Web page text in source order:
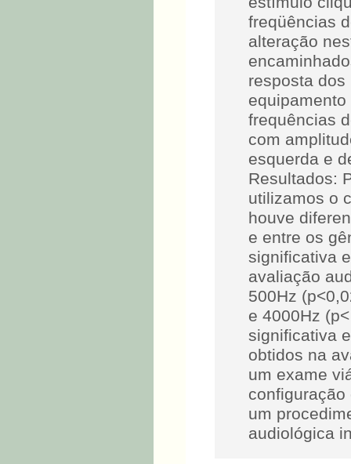
freqüências
alteração
resposta dos
frequências
com
esquerda e
Resultados:
utilizamos o
houve
e entre os
significativa
avaliação
500Hz
e 4000Hz
significativa
obtidos na
um exame
um
audiológica